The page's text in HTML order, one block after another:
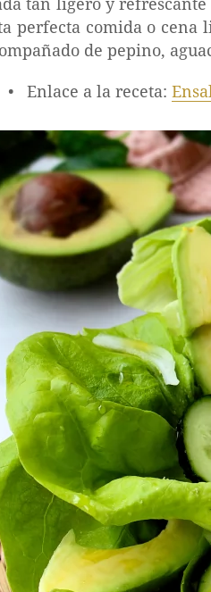
tan ligero y
perfecta comida o
de pepino,
Enlace a la receta: